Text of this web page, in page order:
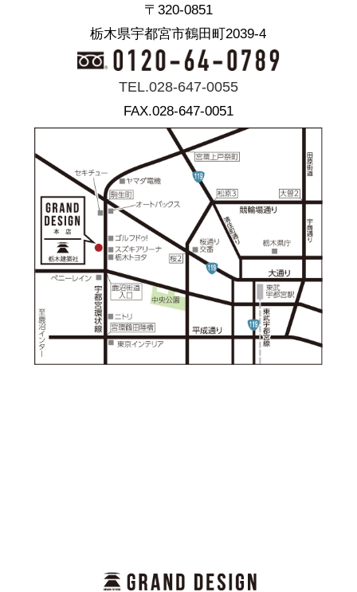
〒320-0851
栃木県宇都宮市鶴田町2039-4
TEL.028-647-0055
FAX.028-647-0051